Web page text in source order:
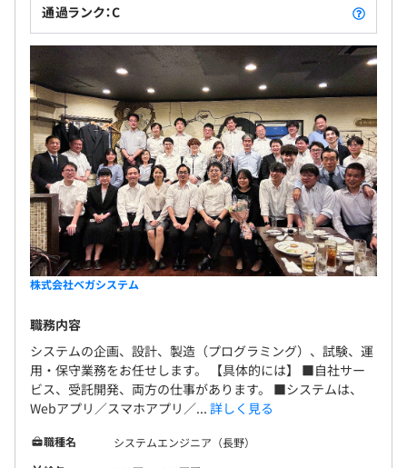
通過ランク：C
株式会社ベガシステム
職務内容
システムの企画、設計、製造（プログラミング）、試験、運
用・保守業務をお任せします。 【具体的には】 ■自社サー
ビス、受託開発、両方の仕事があります。 ■システムは、
Webアプリ／スマホアプリ／... 詳しく見る
職種名
システムエンジニア（長野）